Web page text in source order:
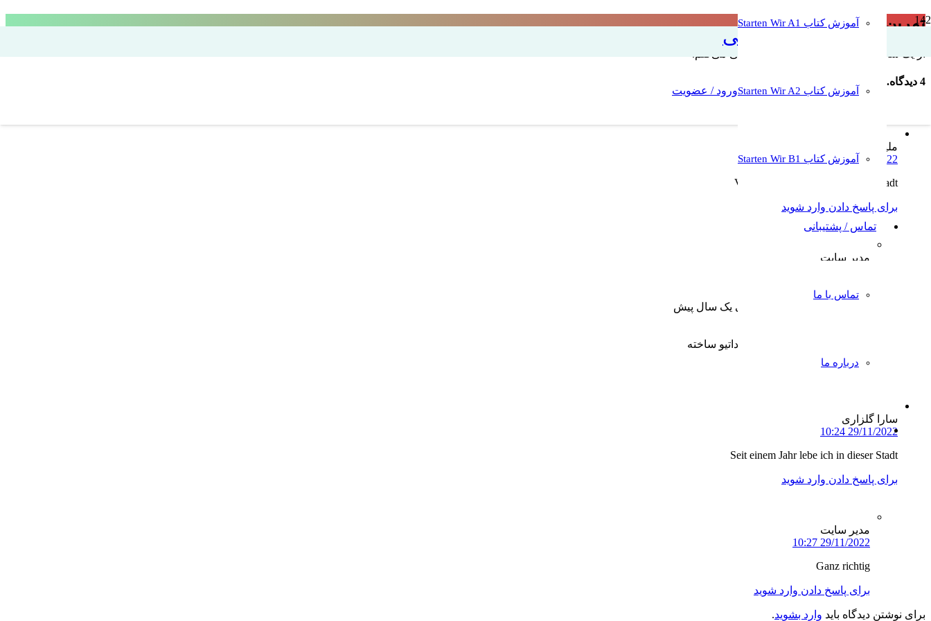
آموزش زبان آلمانی
آموزش کتاب Starten Wir A1
آموزش کتاب Starten Wir A2
آموزش کتاب Starten Wir B1
تماس / پشتیبانی
تماس با ما
درباره ما
ورود / عضویت
تمرین ۱ – جمله‌سازی A2
4 دیدگاه.
ملیحه ترابی
26/11/2022 15:33
Vor einem Jahr lebe ich in diese Stadt
برای پاسخ دادن وارد شوید
مدیر سایت
1. seit einem Jahr
چون حرف اضافه این، این جا داتیو ساخته
برای پاسخ دادن وارد شوید
سارا گلزاری
29/11/2022 10:24
Seit einem Jahr lebe ich in dieser Stadt
برای پاسخ دادن وارد شوید
مدیر سایت
29/11/2022 10:27
Ganz richtig
برای پاسخ دادن وارد شوید
برای نوشتن دیدگاه باید وارد بشوید.